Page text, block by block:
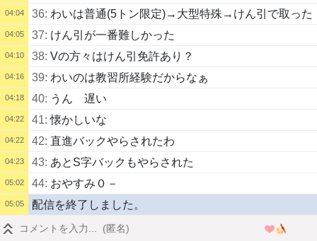
04:04 36: わいは普通(5トン限定)→大型特殊→けん引で取った
04:05 37: けん引が一番難しかった
04:10 38: Vの方々はけん引免許あり？
04:16 39: わいのは教習所経験だからなぁ
04:18 40: うん 遅い
04:22 41:懐かしいな
04:22 42: 直進バックやらされたわ
04:23 43: あとS字バックもやらされた
05:02 44: おやすみ０－
05:05 配信を終了しました。